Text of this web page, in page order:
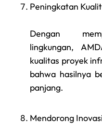
Peningkatan
Dengan
lingkungan,
kualitas proyek
bahwa hasilnya
panjang.
Mendorong